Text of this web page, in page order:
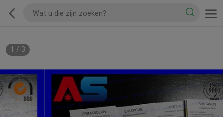
1 / 3